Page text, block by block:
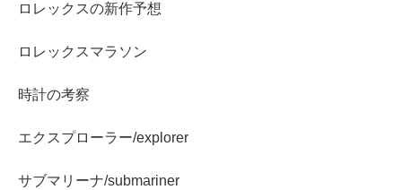
ロレックスの新作予想
ロレックスマラソン
時計の考察
エクスプローラー/explorer
サブマリーナ/submariner